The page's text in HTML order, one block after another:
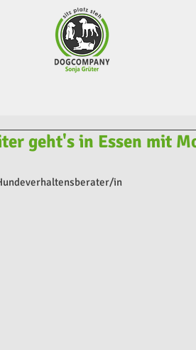
geht's in Essen mit
in